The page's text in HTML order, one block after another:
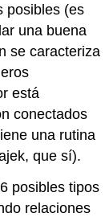
posibles (es
una buena
se caracteriza
está
conectados
una rutina
que sí).
posibles tipos
relaciones